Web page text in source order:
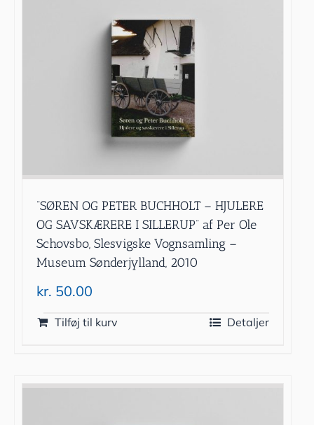
”SØREN OG PETER BUCHHOLT – HJULERE
OG SAVSKÆRERE I SILLERUP” af Per Ole
Schovsbo, Slesvigske Vognsamling –
Museum Sønderjylland, 2010
kr. 50.00
Tilføj til kurv Detaljer